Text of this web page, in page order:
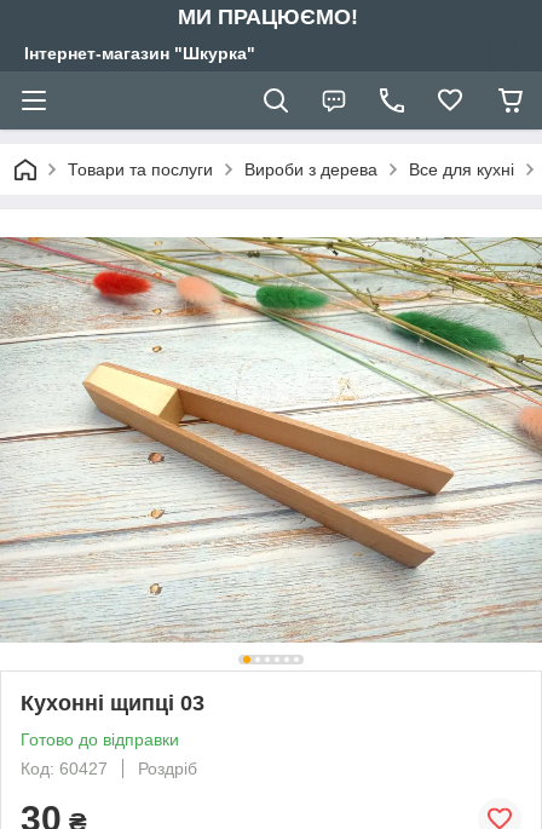
МИ ПРАЦЮЄМО!
Інтернет-магазин "Шкурка"
Товари та послуги Вироби з дерева Все для кухні
Кухонні щипці 03
Готово до відправки
Код: 60427
Роздріб
30 ₴